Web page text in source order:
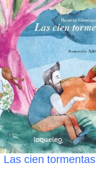
Las cien tormentas